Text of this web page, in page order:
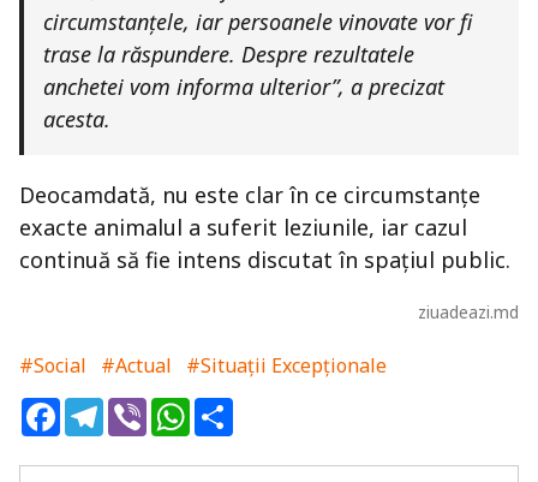
circumstanțele, iar persoanele vinovate vor fi
trase la răspundere. Despre rezultatele
anchetei vom informa ulterior”, a precizat
acesta.
Deocamdată, nu este clar în ce circumstanțe
exacte animalul a suferit leziunile, iar cazul
continuă să fie intens discutat în spațiul public.
ziuadeazi.md
#Social #Actual
#Situații Excepționale
FacebookTelegram
ViberWhatsApp